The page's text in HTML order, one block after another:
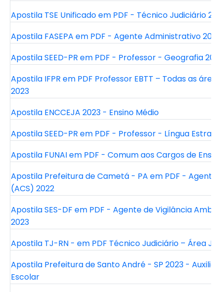
Apostila TSE Unificado em PDF - Técnico Judiciário
Apostila FASEPA em PDF - Agente Administrativo 2023
Apostila SEED-PR em PDF - Professor - Geografia
Apostila IFPR em PDF Professor EBTT – Todas as
2023
Apostila ENCCEJA 2023 - Ensino Médio
Apostila SEED-PR em PDF - Professor - Língua
Apostila FUNAI em PDF - Comum aos Cargos de
Apostila Prefeitura de Cametá - PA em PDF - Agente
(ACS) 2022
Apostila SES-DF em PDF - Agente de Vigilância
2023
Apostila TJ-RN - em PDF Técnico Judiciário – Área
Apostila Prefeitura de Santo André - SP 2023 -
Escolar